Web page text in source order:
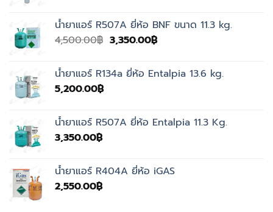
น้ำยาแอร์ R507A ยี่ห้อ BNF ขนาด 11.3 kg.
4,500.00฿ Original
4,500.00฿.
3,350.00฿Current
3,350.00฿.
น้ำยาแอร์ R134a ยี่ห้อ Entalpia 13.6 kg.
5,200.00฿
น้ำยาแอร์ R507A ยี่ห้อ Entalpia 11.3 Kg.
3,350.00฿
น้ำยาแอร์ R404A ยี่ห้อ iGAS
2,550.00฿